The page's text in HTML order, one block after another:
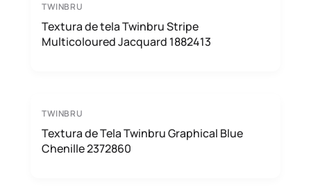
TWINBRU
Textura de tela Twinbru Stripe
Multicoloured Jacquard 1882413
TWINBRU
Textura de Tela Twinbru Graphical Blue
Chenille 2372860